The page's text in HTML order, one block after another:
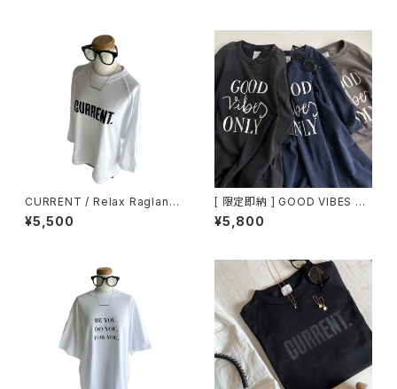
CURRENT / Relax Raglan sl
eeve / 7分袖Tシャツ
¥5,500
[ 限定即納 ] GOOD VIBES O
NLY / Vintage Style Tee /
Black / Navy / Gray
¥5,800